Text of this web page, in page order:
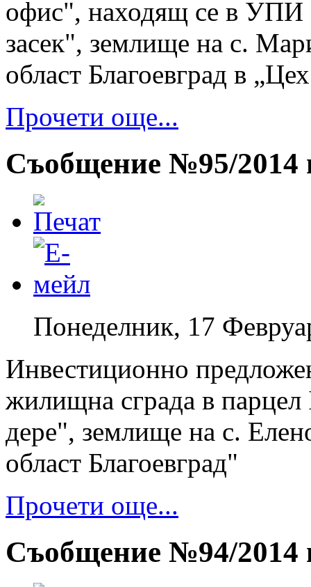
офис", находящ се в УПИ
засек", землище на с.
област Благоевград в
Прочети още...
Съобщение №95/2014
Понеделник, 17
Инвестиционно
жилищна сграда в парцел
дере", землище на с.
област Благоевград"
Прочети още...
Съобщение №94/2014